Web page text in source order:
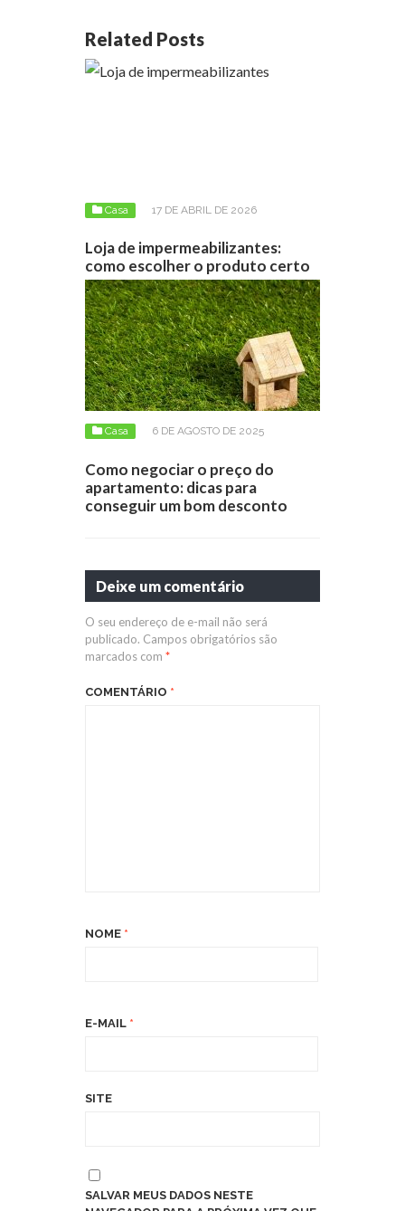
Related Posts
Casa 17 DE ABRIL DE 2026
Loja de impermeabilizantes:
como escolher o produto certo
Casa 6 DE AGOSTO DE 2025
Como negociar o preço do
apartamento: dicas para
conseguir um bom desconto
Deixe um comentário
O seu endereço de e-mail não será
publicado. Campos obrigatórios são
marcados com *
COMENTÁRIO *
NOME *
E-MAIL *
SITE
SALVAR MEUS DADOS NESTE